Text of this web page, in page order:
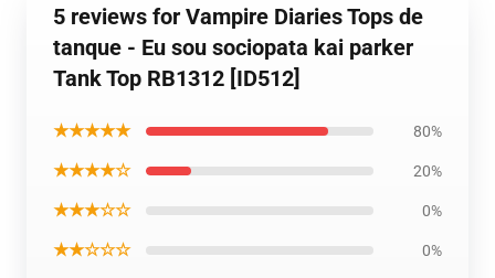
5 reviews for Vampire Diaries Tops de
tanque - Eu sou sociopata kai parker
Tank Top RB1312 [ID512]
★★★★★ 80%
★★★★☆ 20%
★★★☆☆ 0%
★★☆☆☆ 0%